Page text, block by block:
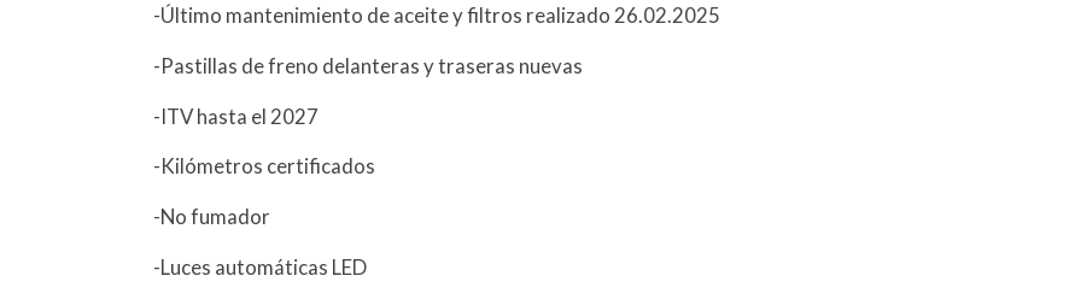
-Último mantenimiento de aceite y filtros realizado 26.02.2025
-Pastillas de freno delanteras y traseras nuevas
-ITV hasta el 2027
-Kilómetros certificados
-No fumador
-Luces automáticas LED